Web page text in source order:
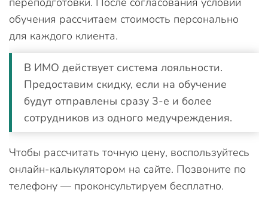
обучения рассчитаем стоимость персонально
для каждого клиента.
В ИМО действует система лояльности.
Предоставим скидку, если на обучение
будут отправлены сразу 3-е и более
сотрудников из одного медучреждения.
Чтобы рассчитать точную цену, воспользуйтесь
онлайн-калькулятором на сайте. Позвоните по
телефону — проконсультируем бесплатно.